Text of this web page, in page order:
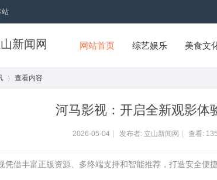
站
新闻网 网站首页 综艺娱乐 美食文
查看内容
河马影视：开启全新观影体
2026-05-04 发布者: 立山新闻网 查看: 135
凭借丰富正版资源、多终端支持和智能推荐，打造安全便